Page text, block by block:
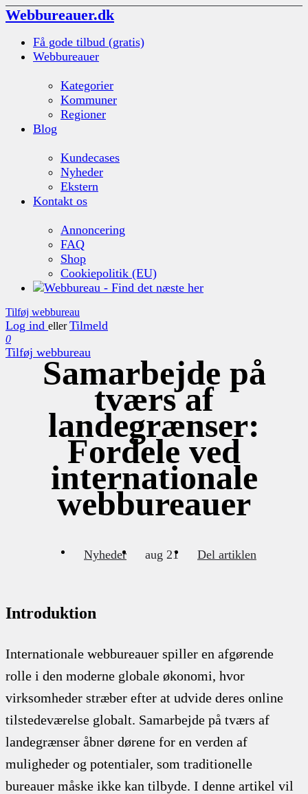
Webbureauer.dk
Få gode tilbud (gratis)
Webbureauer
Kategorier
Kommuner
Regioner
Blog
Kundecases
Nyheder
Ekstern
Kontakt os
Annoncering
FAQ
Shop
Cookiepolitik (EU)
Tilføj webbureau
Log ind eller Tilmeld
0
Tilføj webbureau
Samarbejde på
tværs af
landegrænser:
Fordele ved
internationale
webbureauer
Nyheder aug 21 Del artiklen
Introduktion
Internationale webbureauer spiller en afgørende
rolle i den moderne globale økonomi, hvor
virksomheder stræber efter at udvide deres online
tilstedeværelse globalt. Samarbejde på tværs af
landegrænser åbner dørene for en verden af
muligheder og potentialer, som traditionelle
bureauer måske ikke kan tilbyde. I denne artikel vil